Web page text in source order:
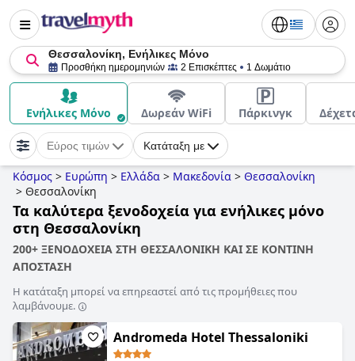
Θεσσαλονίκη, Ενήλικες Μόνο
Προσθήκη ημερομηνιών 2 Επισκέπτες 1 Δωμάτιο
Ενήλικες Μόνο Δωρεάν WiFi Πάρκινγκ
Εύρος τιμών Κατάταξη με
Κόσμος > Ευρώπη > Ελλάδα > Μακεδονία > Θεσσαλονίκη
> Θεσσαλονίκη
Τα καλύτερα ξενοδοχεία για ενήλικες μόνο
στη Θεσσαλονίκη
200+ ΞΕΝΟΔΟΧΕΙΑ ΣΤΗ ΘΕΣΣΑΛΟΝΙΚΗ ΚΑΙ ΣΕ ΚΟΝΤΙΝΗ
ΑΠΟΣΤΑΣΗ
Η κατάταξη μπορεί να επηρεαστεί από τις προμήθειες που
λαμβάνουμε.
Andromeda Hotel Thessaloniki